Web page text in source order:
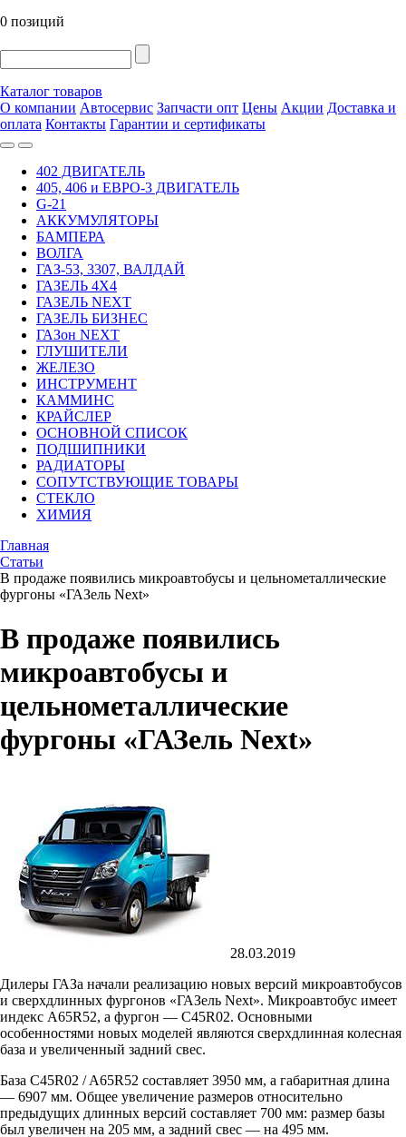
0 позиций
Каталог товаров
О компании Автосервис Запчасти опт Цены Акции Доставка и
оплата Контакты Гарантии и сертификаты
402 ДВИГАТЕЛЬ
405, 406 и ЕВРО-3 ДВИГАТЕЛЬ
G-21
АККУМУЛЯТОРЫ
БАМПЕРА
ВОЛГА
ГАЗ-53, 3307, ВАЛДАЙ
ГАЗЕЛЬ 4Х4
ГАЗЕЛЬ NEXT
ГАЗЕЛЬ БИЗНЕС
ГАЗон NEXT
ГЛУШИТЕЛИ
ЖЕЛЕЗО
ИНСТРУМЕНТ
КАММИНС
КРАЙСЛЕР
ОСНОВНОЙ СПИСОК
ПОДШИПНИКИ
РАДИАТОРЫ
СОПУТСТВУЮЩИЕ ТОВАРЫ
СТЕКЛО
ХИМИЯ
Главная
Статьи
В продаже появились микроавтобусы и цельнометаллические
фургоны «ГАЗель Next»
В продаже появились
микроавтобусы и
цельнометаллические
фургоны «ГАЗель Next»
28.03.2019
Дилеры ГАЗа начали реализацию новых версий микроавтобусов
и сверхдлинных фургонов «ГАЗель Next». Микроавтобус имеет
индекс A65R52, а фургон — C45R02. Основными
особенностями новых моделей являются сверхдлинная колесная
база и увеличенный задний свес.
База C45R02 / A65R52 составляет 3950 мм, а габаритная длина
— 6907 мм. Общее увеличение размеров относительно
предыдущих длинных версий составляет 700 мм: размер базы
был увеличен на 205 мм, а задний свес — на 495 мм.